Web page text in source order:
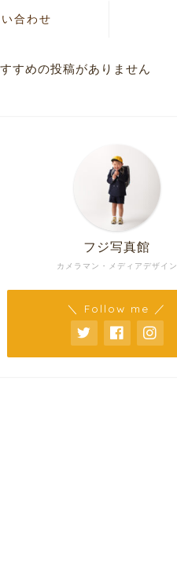
合わせ
すめの投稿がありません
カメラマン・メディアデザイン
フジ写真館
＼ Follow me ／